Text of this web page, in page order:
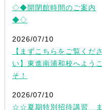
◇◆開閉館時間のご案内
◆◇
2026/07/10
【まずこちらをご覧くださ
い】東進南浦和校へようこ
そ！
2026/07/10
☆☆夏期特別招待講習 ま